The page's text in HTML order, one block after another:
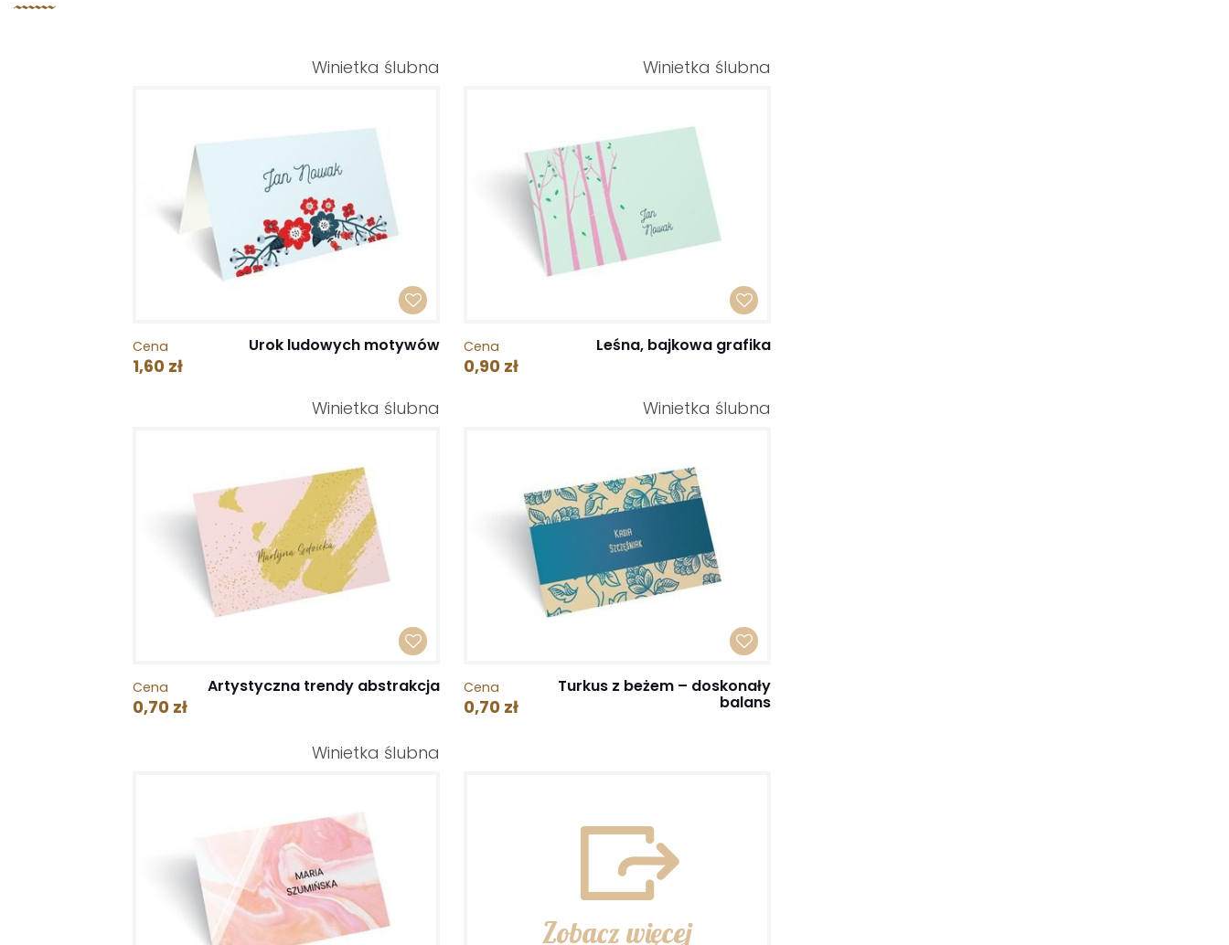
Winietka ślubna
Cena
1,60 zł
Urok ludowych motywów
Winietka ślubna
Cena
0,90 zł
Leśna, bajkowa grafika
Winietka ślubna
Cena
0,70 zł
Artystyczna trendy abstrakcja
Winietka ślubna
Cena
0,70 zł
Turkus z beżem – doskonały
balans
Winietka ślubna
Zobacz więcej